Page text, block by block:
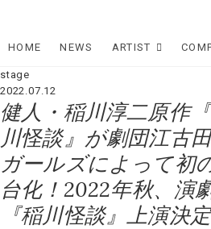
content
HOME NEWS ARTIST
stage
2022.07.12
健人・稲川淳二原作
川怪談』が劇団江古
ガールズによって初
台化！2022年秋、演
『稲川怪談』上演決